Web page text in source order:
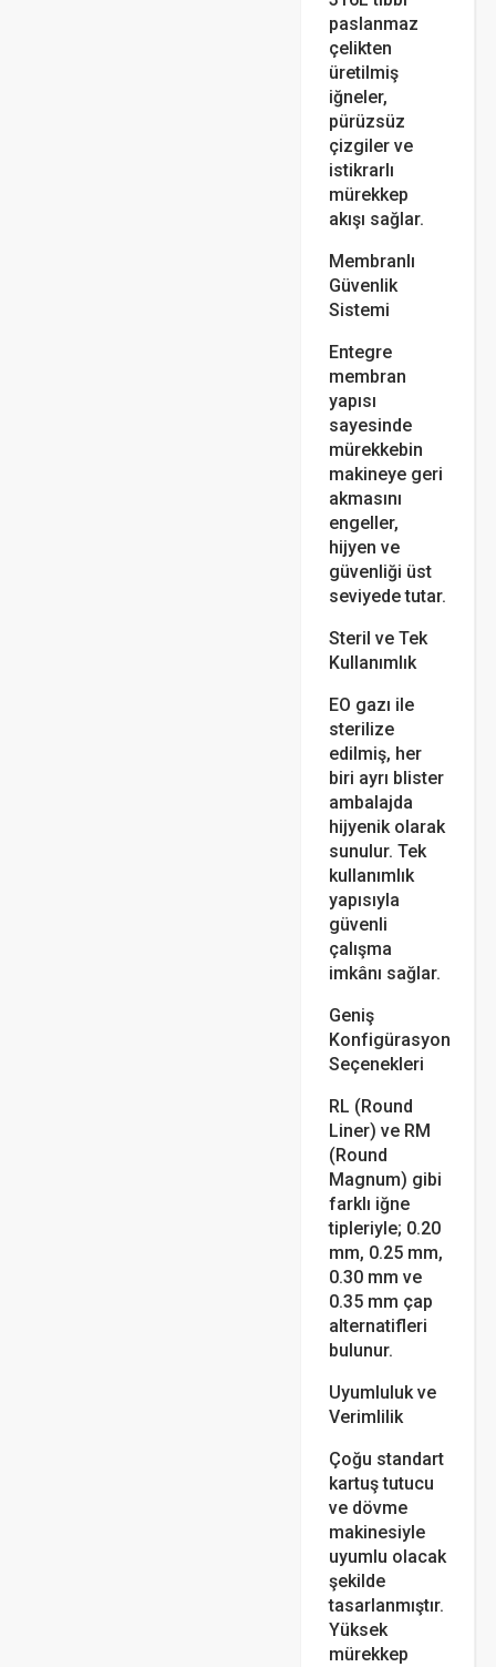
paslanmaz
çelikten
üretilmiş
iğneler,
pürüzsüz
çizgiler ve
istikrarlı
mürekkep
akışı sağlar.
Membranlı
Güvenlik
Sistemi
Entegre
membran
yapısı
sayesinde
mürekkebin
makineye geri
akmasını
engeller,
hijyen ve
güvenliği üst
seviyede tutar.
Steril ve Tek
Kullanımlık
EO gazı ile
sterilize
edilmiş, her
biri ayrı blister
ambalajda
hijyenik olarak
sunulur. Tek
kullanımlık
yapısıyla
güvenli
çalışma
imkânı sağlar.
Geniş
Konfigürasyon
Seçenekleri
RL (Round
Liner) ve RM
(Round
Magnum) gibi
farklı iğne
tipleriyle; 0.20
mm, 0.25 mm,
0.30 mm ve
0.35 mm çap
alternatifleri
bulunur.
Uyumluluk ve
Verimlilik
Çoğu standart
kartuş tutucu
ve dövme
makinesiyle
uyumlu olacak
şekilde
tasarlanmıştır.
Yüksek
mürekkep